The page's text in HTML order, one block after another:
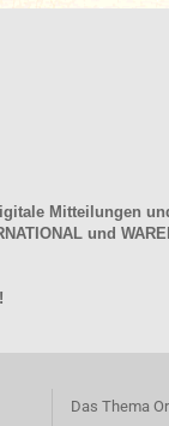
Mitteilungen
und
Das Thema